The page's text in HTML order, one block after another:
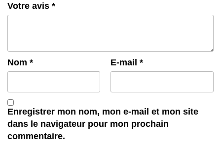
Votre avis *
Nom * E-mail *
Enregistrer mon nom, mon e-mail et mon site
dans le navigateur pour mon prochain
commentaire.